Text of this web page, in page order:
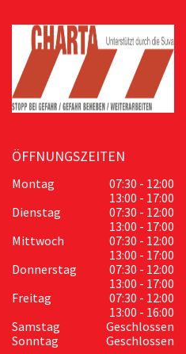
ÖFFNUNGSZEITEN
Montag
07:30 - 12:00
13:00 - 17:00
Dienstag
07:30 - 12:00
13:00 - 17:00
Mittwoch
07:30 - 12:00
13:00 - 17:00
Donnerstag
07:30 - 12:00
13:00 - 17:00
Freitag
07:30 - 12:00
13:00 - 16:00
Samstag
Geschlossen
Sonntag
Geschlossen